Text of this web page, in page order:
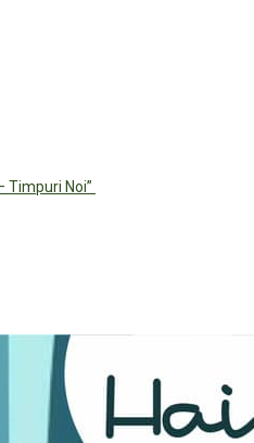
Timpuri Noi”